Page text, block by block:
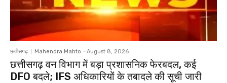
छत्तीसगढ़ Mahendra Mahto - August 8, 2026
छत्तीसगढ़ वन विभाग में बड़ा प्रशासनिक फेरबदल, कई
DFO बदले; IFS अधिकारियों के तबादले की सूची जारी